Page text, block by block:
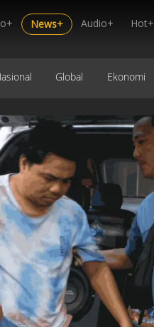
News+ Audio+ Hot+
Global Ekonomi